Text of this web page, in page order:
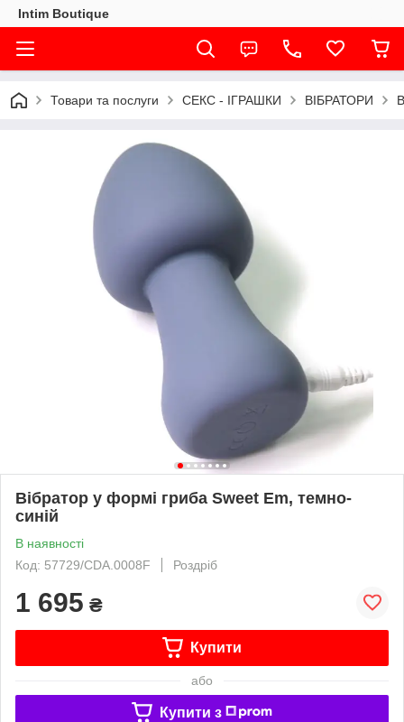
Intim Boutique
Товари та послуги СЕКС - ІГРАШКИ ВІБРАТОРИ
Вібратор у формі гриба Sweet Em, темно-
синій
В наявності
Код: 57729/CDA.0008F
Роздріб
1 695 ₴
Купити
або
Купити з